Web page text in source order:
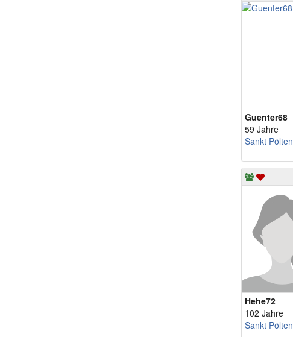
Guenter68
59 Jahre
Sankt Pölten
Hehe72
102 Jahre
Sankt Pölten